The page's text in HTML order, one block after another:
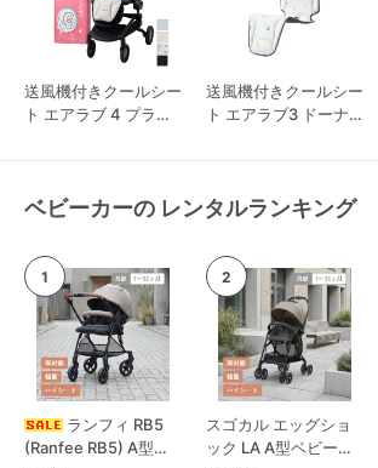
送風機付きクールシー
ト エアラブ 4 プラス
送風機付きクールシー
ト エアラブ3 ドーナ
ベビーカーの レンタルランキング
ランフィ RB5
(Ranfee RB5) A型ベ
スゴカル エッグショ
ック LA A型ベビーカ